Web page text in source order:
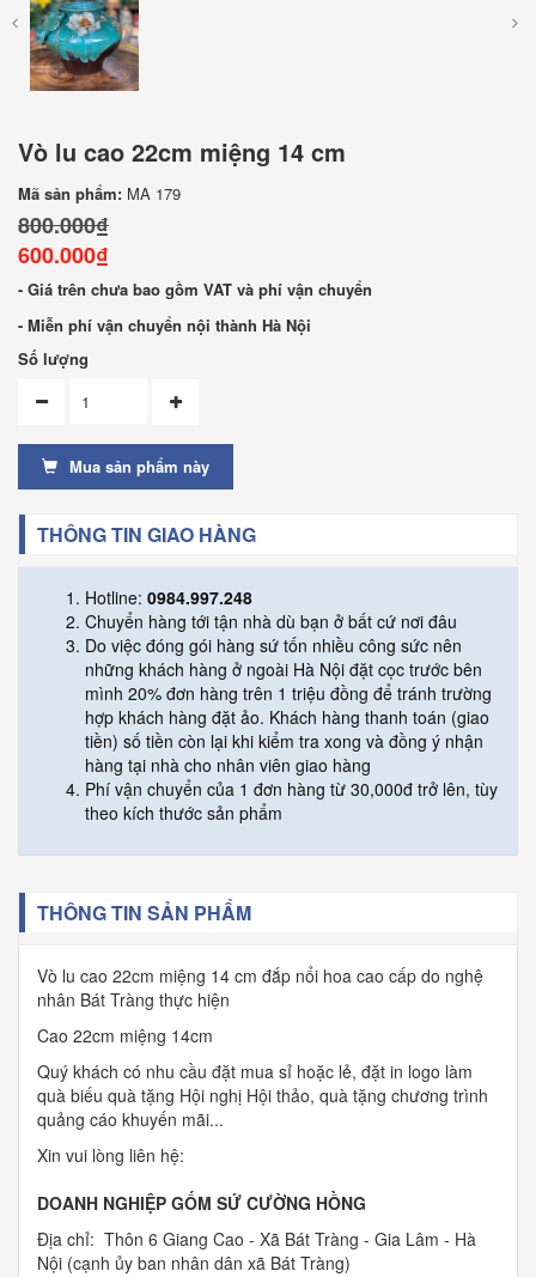
Vò lu cao 22cm miệng 14 cm
Mã sản phẩm: MA 179
800.000₫
600.000₫
- Giá trên chưa bao gồm VAT và phí vận chuyển
- Miễn phí vận chuyển nội thành Hà Nội
Số lượng
Mua sản phẩm này
THÔNG TIN GIAO HÀNG
Hotline: 0984.997.248
Chuyển hàng tới tận nhà dù bạn ở bất cứ nơi đâu
Do việc đóng gói hàng sứ tốn nhiều công sức nên
những khách hàng ở ngoài Hà Nội đặt cọc trước bên
mình 20% đơn hàng trên 1 triệu đồng để tránh trường
hợp khách hàng đặt ảo. Khách hàng thanh toán (giao
tiền) số tiền còn lại khi kiểm tra xong và đồng ý nhận
hàng tại nhà cho nhân viên giao hàng
Phí vận chuyển của 1 đơn hàng từ 30,000đ trở lên, tùy
theo kích thước sản phẩm
THÔNG TIN SẢN PHẨM
Vò lu cao 22cm miệng 14 cm đắp nổi hoa cao cấp do nghệ
nhân Bát Tràng thực hiện
Cao 22cm miệng 14cm
Quý khách có nhu cầu đặt mua sỉ hoặc lẻ, đặt in logo làm
quà biếu quà tặng Hội nghị Hội thảo, quà tặng chương trình
quảng cáo khuyến mãi...
Xin vui lòng liên hệ:
DOANH NGHIỆP GỐM SỨ CƯỜNG HỒNG
Địa chỉ: Thôn 6 Giang Cao - Xã Bát Tràng - Gia Lâm - Hà
Nội (cạnh ủy ban nhân dân xã Bát Tràng)